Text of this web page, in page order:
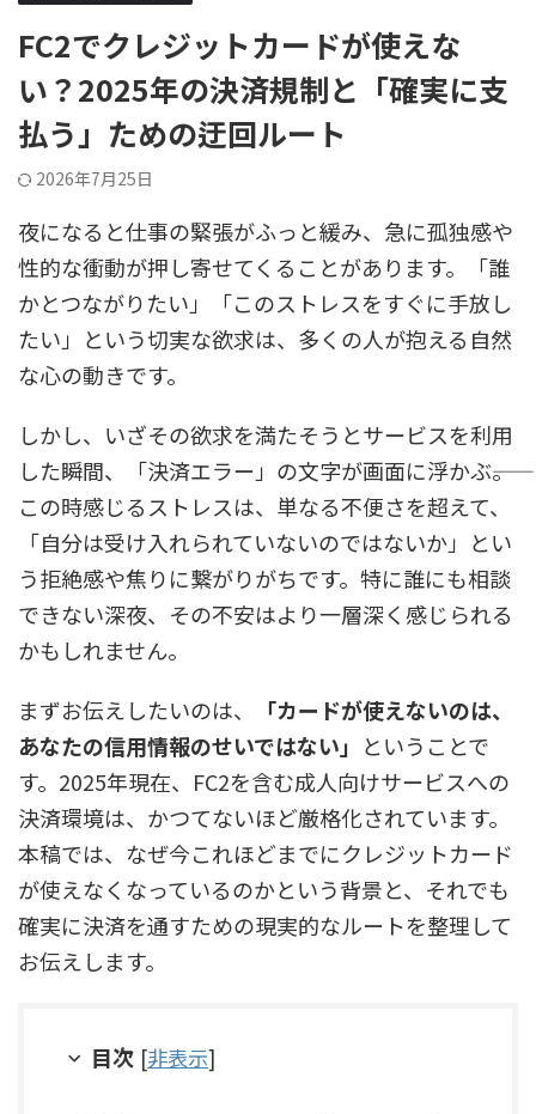
FC2でクレジットカードが使えな
い？2025年の決済規制と「確実に支
払う」ための迂回ルート
2026年7月25日
夜になると仕事の緊張がふっと緩み、急に孤独感や
性的な衝動が押し寄せてくることがあります。「誰
かとつながりたい」「このストレスをすぐに手放し
たい」という切実な欲求は、多くの人が抱える自然
な心の動きです。
しかし、いざその欲求を満たそうとサービスを利用
した瞬間、「決済エラー」の文字が画面に浮かぶ――。
この時感じるストレスは、単なる不便さを超えて、
「自分は受け入れられていないのではないか」とい
う拒絶感や焦りに繋がりがちです。特に誰にも相談
できない深夜、その不安はより一層深く感じられる
かもしれません。
まずお伝えしたいのは、
「カードが使えないのは、
あなたの信用情報のせいではない」 ということで
す。2025年現在、FC2を含む成人向けサービスへの
決済環境は、かつてないほど厳格化されています。
本稿では、なぜ今これほどまでにクレジットカード
が使えなくなっているのかという背景と、それでも
確実に決済を通すための現実的なルートを整理して
お伝えします。
目次 [非表示]